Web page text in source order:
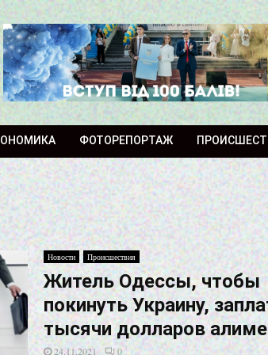
ФОТОРЕПОРТАЖ
Новости Происшествия
Житель Одессы, чтобы
покинуть Украину,
тысячи долларов
24.11.2021 0